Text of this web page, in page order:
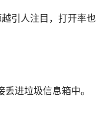
引人注目，打开率也
进垃圾信息箱中。